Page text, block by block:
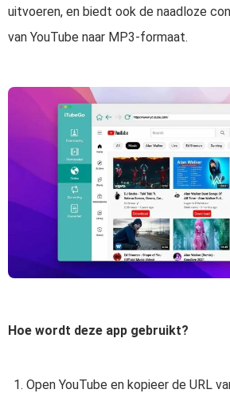
uitvoeren, en biedt ook de naadloze
van YouTube naar MP3-formaat.
Hoe wordt deze app gebruikt?
Open YouTube en kopieer de URL